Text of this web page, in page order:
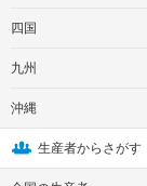
四国
九州
沖縄
生産者からさがす